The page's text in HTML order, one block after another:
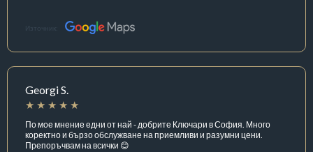
Източник:
Georgi S.
По мое мнение едни от най - добрите Ключари в София. Много
коректно и бързо обслужване на приемливи и разумни цени.
Препоръчвам на всички 😊